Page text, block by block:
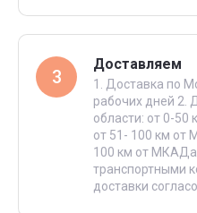
3
Доставляем
1. Доставка по
рабочих дней 2.
области: от 0-50
от 51- 100 км от
100 км от
транспортными
доставки